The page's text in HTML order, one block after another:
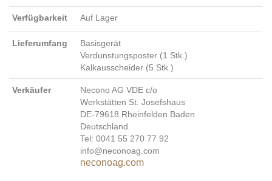
Verfügbarkeit Auf Lager
Lieferumfang
Basisgerät
Verdunstungsposter (1 Stk.)
Kalkausscheider (5 Stk.)
Verkäufer
Necono AG VDE c/o
Werkstätten St. Josefshaus
DE-79618 Rheinfelden Baden
Deutschland
Tel: 0041 55 270 77 92
info@neconoag.com
neconoag.com